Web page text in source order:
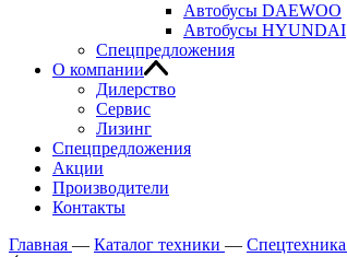
Автобусы DAEWOO
Автобусы HYUNDAI
Спецпредложения
О компании
Дилерство
Сервис
Лизинг
Спецпредложения
Акции
Производители
Контакты
Главная — Каталог техники — Спецтехника